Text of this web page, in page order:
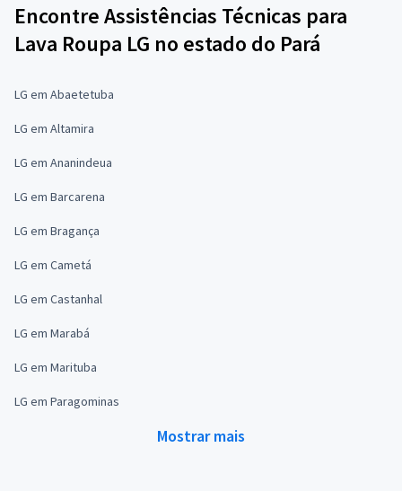
Encontre Assistências Técnicas para
Lava Roupa LG no estado do Pará
LG em Abaetetuba
LG em Altamira
LG em Ananindeua
LG em Barcarena
LG em Bragança
LG em Cametá
LG em Castanhal
LG em Marabá
LG em Marituba
LG em Paragominas
Mostrar mais